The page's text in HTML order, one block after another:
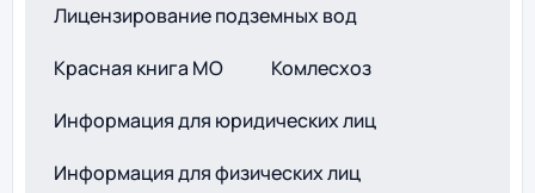
Лицензирование подземных вод
Красная книга МО
Комлесхоз
Информация для юридических лиц
Информация для физических лиц